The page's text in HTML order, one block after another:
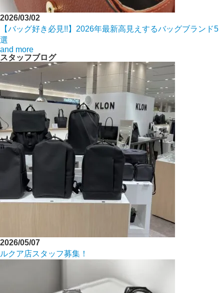
2026/03/02
【バッグ好き必見!!】2026年最新高見えするバッグブランド5
選
and more
スタッフブログ
2026/05/07
ルクア店スタッフ募集！